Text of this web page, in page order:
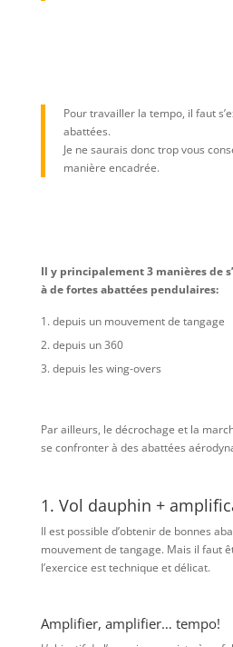
Pour travailler la tempo, il faut
abattées.
Je ne saurais donc trop vous
manière encadrée.
Il y principalement 3 manières de
à de fortes abattées pendulaires:
depuis un mouvement de tangage
depuis un 360
depuis les wing-overs
Par ailleurs, le décrochage et la
se confronter à des abattées
1. Vol dauphin +
Il est possible d’obtenir de bonnes
mouvement de tangage. Mais il faut
l’exercice est technique et délicat.
Amplifier, amplifier… tempo!